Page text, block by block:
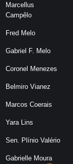
Marcellus
Campêlo
Fred Melo
Gabriel F. Melo
Coronel Menezes
Belmiro Vianez
Marcos Coerais
Yara Lins
Sen. Plínio Valério
Gabrielle Moura